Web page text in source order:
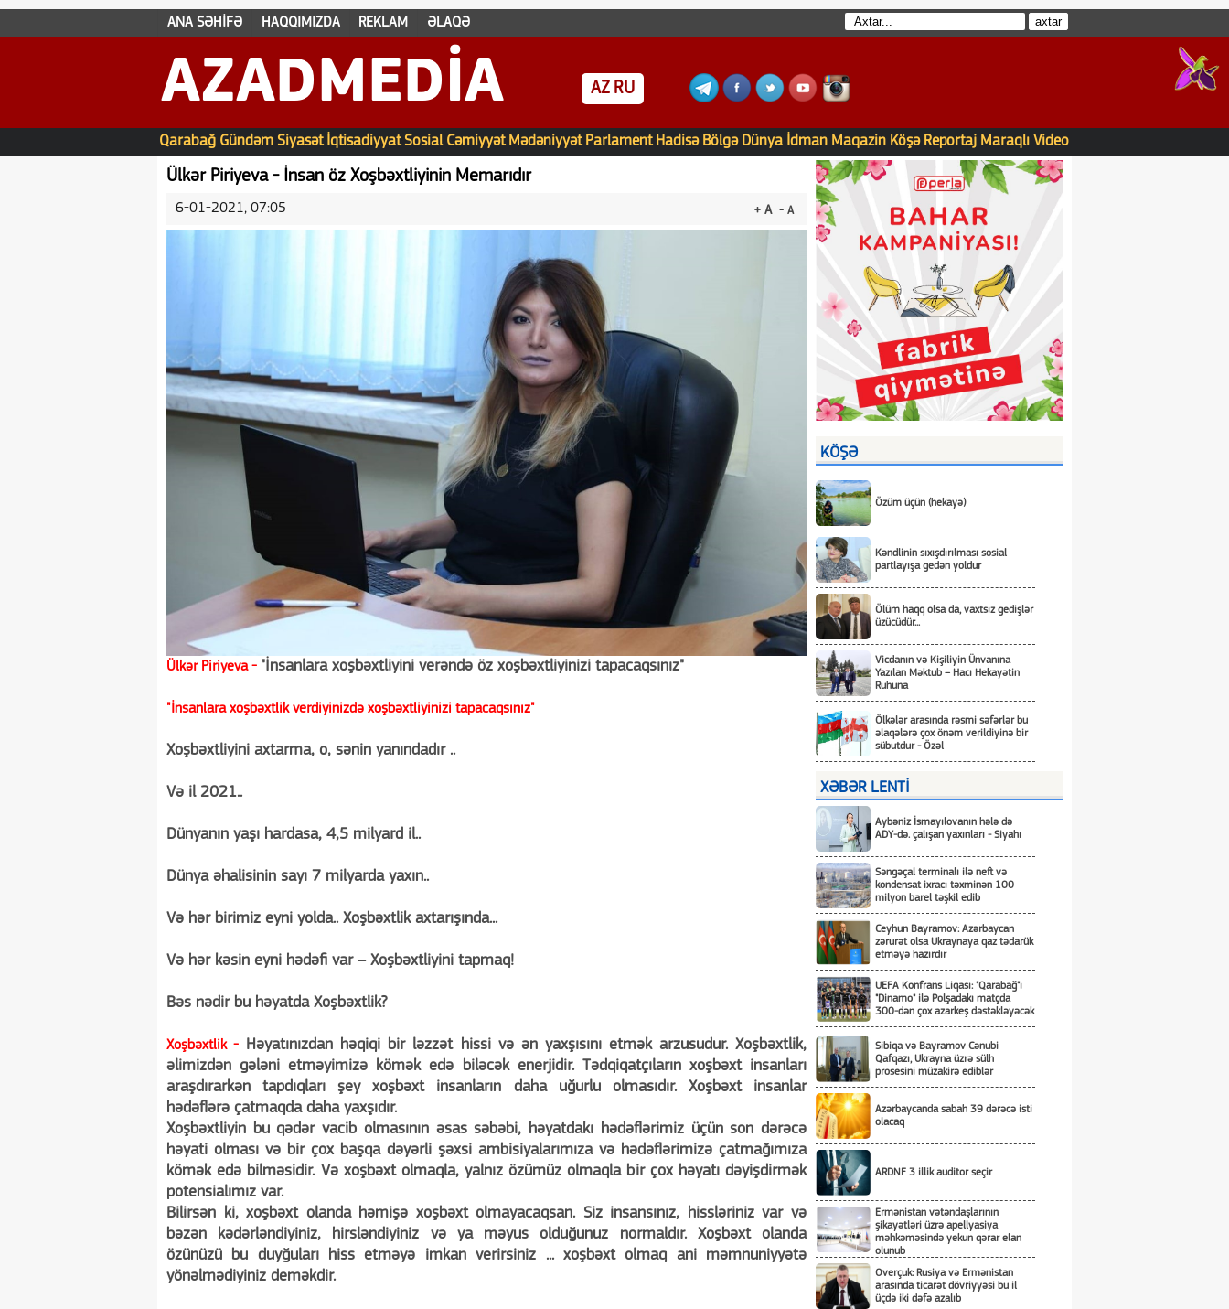
ANA SƏHİFƏ HAQQIMIZDA REKLAM ƏLAQƏ
AZADMEDIA AZ RU
Qarabağ Gündəm Siyasət İqtisadiyyat Sosial Cəmiyyət Mədəniyyət Parlament Hadisə Bölgə Dünya İdman Maqazin Köşə Reportaj Maraqlı Video
Ülkər Piriyeva - İnsan öz Xoşbəxtliyinin Memarıdır
+ A - A
6-01-2021, 07:05
Ülkər Piriyeva - "İnsanlara xoşbəxtliyini verəndə öz xoşbəxtliyinizi tapacaqsınız"
"İnsanlara xoşbəxtlik verdiyinizdə xoşbəxtliyinizi tapacaqsınız"
Xoşbəxtliyini axtarma, o, sənin yanındadır ..
Və il 2021..
Dünyanın yaşı hardasa, 4,5 milyard il..
Dünya əhalisinin sayı 7 milyarda yaxın..
Və hər birimiz eyni yolda.. Xoşbəxtlik axtarışında...
Və hər kəsin eyni hədəfi var – Xoşbəxtliyini tapmaq!
Bəs nədir bu həyatda Xoşbəxtlik?
Xoşbəxtlik - Həyatınızdan həqiqi bir ləzzət hissi və ən yaxşısını etmək arzusudur. Xoşbəxtlik,
əlimizdən gələni etməyimizə kömək edə biləcək enerjidir. Tədqiqatçıların xoşbəxt insanları
araşdırarkən tapdıqları şey xoşbəxt insanların daha uğurlu olmasıdır. Xoşbəxt insanlar
hədəflərə çatmaqda daha yaxşıdır.
Xoşbəxtliyin bu qədər vacib olmasının əsas səbəbi, həyatdakı hədəflərimiz üçün son dərəcə
həyati olması və bir çox başqa dəyərli şəxsi ambisiyalarımıza və hədəflərimizə çatmağımıza
kömək edə bilməsidir. Və xoşbəxt olmaqla, yalnız özümüz olmaqla bir çox həyatı dəyişdirmək
potensialımız var.
Bilirsən ki, xoşbəxt olanda həmişə xoşbəxt olmayacaqsan. Siz insansınız, hissləriniz var və
bəzən kədərləndiyiniz, hirsləndiyiniz və ya məyus olduğunuz normaldır. Xoşbəxt olanda
özünüzü bu duyğuları hiss etməyə imkan verirsiniz ... xoşbəxt olmaq ani məmnuniyyətə
yönəlmədiyiniz deməkdir.
KÖŞƏ
Özüm üçün (hekayə)
Kəndlinin sıxışdırılması sosial
partlayışa gedən yoldur
Ölüm haqq olsa da, vaxtsız gedişlər
üzücüdür...
Vicdanın və Kişiliyin Ünvanına
Yazılan Məktub – Hacı Hekayətin
Ruhuna
Ölkələr arasında rəsmi səfərlər bu
əlaqələrə çox önəm verildiyinə bir
sübutdur - Özəl
XƏBƏR LENTİ
Aybəniz İsmayılovanın hələ də
ADY-də. çalışan yaxınları - Siyahı
Səngəçal terminalı ilə neft və
kondensat ixracı təxminən 100
milyon barel təşkil edib
Ceyhun Bayramov: Azərbaycan
zərurət olsa Ukraynaya qaz tədarük
etməyə hazırdır
UEFA Konfrans Liqası: "Qarabağ"ı
"Dinamo" ilə Polşadakı matçda
300-dən çox azarkeş dəstəkləyəcək
Sibiqa və Bayramov Cənubi
Qafqazı, Ukrayna üzrə sülh
prosesini müzakirə ediblər
Azərbaycanda sabah 39 dərəcə isti
olacaq
ARDNF 3 illik auditor seçir
Ermənistan vətəndaşlarının
şikayətləri üzrə apellyasiya
məhkəməsində yekun qərar elan
olunub
Overçuk: Rusiya və Ermənistan
arasında ticarət dövriyyəsi bu il
üçdə iki dəfə azalıb